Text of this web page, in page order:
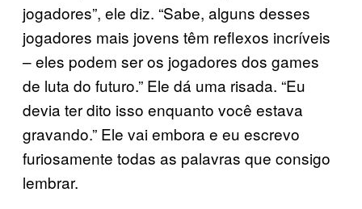
jogadores”, ele diz. “Sabe, alguns desses
jogadores mais jovens têm reflexos incríveis
– eles podem ser os jogadores dos games
de luta do futuro.” Ele dá uma risada. “Eu
devia ter dito isso enquanto você estava
gravando.” Ele vai embora e eu escrevo
furiosamente todas as palavras que consigo
lembrar.